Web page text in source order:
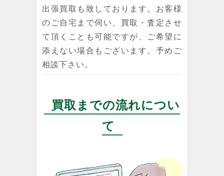
出張買取も致しております。お客様
のご自宅まで伺い、買取・査定させ
て頂くことも可能ですが、ご希望に
添えない場合もございます。予めご
相談下さい。
買取までの流れについ
て